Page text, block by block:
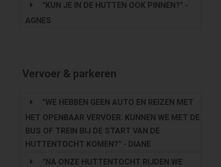
"KUN JE IN DE HUTTEN OOK PINNEN?" -
AGNES
Vervoer & parkeren
"WE HEBBEN GEEN AUTO EN REIZEN MET
HET OPENBAAR VERVOER. KUNNEN WE MET DE
BUS OF TREIN BIJ DE START VAN DE
HUTTENTOCHT KOMEN?" - DIANE
"NA ONZE HUTTENTOCHT RIJDEN WE